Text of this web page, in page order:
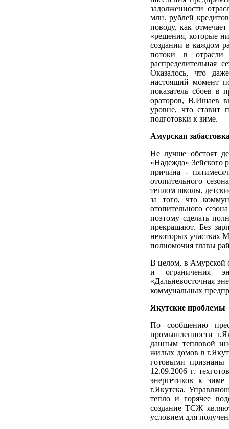
задолженности
млн. рублей
поводу, как
«решения, которые
создании в каждом
потоки в отрасли
Оказалось, что
настоящий момент
показатель сбоев
ораторов, В.Ишаев
уровне, что ставит
подготовки к зиме.
Амурская
Не лучше обстоят
«Надежда» Зейского
причина -
отопительного
теплом школы,
за того, что
отопительного
поэтому сделать
прекращают. Без
некоторых участках
полномочия главы
В целом, в Амурской
и ограничения
«Дальневосточная
коммунальных
Якутские проблемы
По сообщению
промышленности
данным тепловой
жилых домов в
готовыми признаны
12.09.2006 г.
энергетиков к
г.Якутска.
тепло и горячее
создание ТСЖ
условием для